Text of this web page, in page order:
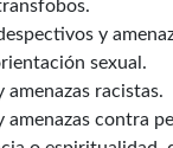
y
sexual.
amenazas racistas.
amenazas contra